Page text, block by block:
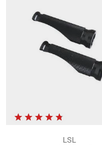
LSL